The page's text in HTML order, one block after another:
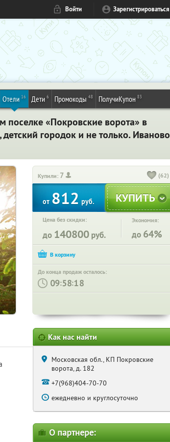
Войти Зарегистрироваться
Отели 16 Дети 6 Промокоды 48 ПолучиКупон 83
поселке «Покровские ворота» в
городок и не только. Иваново
Купили: 7 (62)
от812руб.
Цена без скидки:
до 140800 руб.
Экономия:
до 64%
До конца продаж осталось:
: :
Как нас найти
Московская обл., КП Покровские
ворота, д. 182
+7(968)404-70-70
ежедневно и круглосуточно
О партнере: